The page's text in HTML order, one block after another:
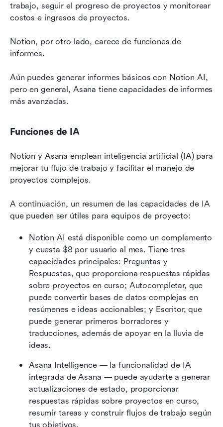
trabajo, seguir el progreso de proyectos y monitorear
costos e ingresos de proyectos.
Notion, por otro lado, carece de funciones de
informes.
Aún puedes generar informes básicos con Notion AI,
pero en general, Asana tiene capacidades de informes
más avanzadas.
Funciones de IA
Notion y Asana emplean inteligencia artificial (IA) para
mejorar tu flujo de trabajo y facilitar el manejo de
proyectos complejos.
A continuación, un resumen de las capacidades de IA
que pueden ser útiles para equipos de proyecto:
Notion AI está disponible como un complemento
y cuesta $8 por usuario al mes. Tiene tres
capacidades principales: Preguntas y
Respuestas, que proporciona respuestas rápidas
sobre proyectos en curso; Autocompletar, que
puede convertir bases de datos complejas en
resúmenes e ideas accionables; y Escritor, que
puede generar primeros borradores y
traducciones, además de apoyar en la lluvia de
ideas.
Asana Intelligence — la funcionalidad de IA
integrada de Asana — puede ayudarte a generar
actualizaciones de estado, proporcionar
respuestas rápidas sobre proyectos en curso,
resumir tareas y construir flujos de trabajo según
tus objetivos.